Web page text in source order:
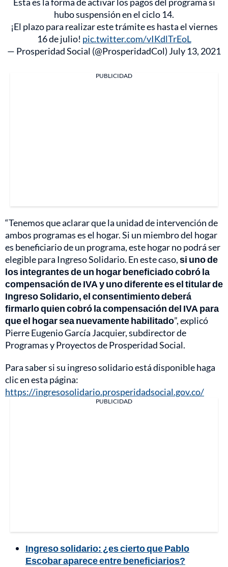
hubo suspensión en el ciclo 14.
¡El plazo para realizar este trámite es hasta el viernes
16 de julio! pic.twitter.com/vIKdlTrEoL
— Prosperidad Social (@ProsperidadCol) July 13, 2021
PUBLICIDAD
“Tenemos que aclarar que la unidad de intervención de
ambos programas es el hogar. Si un miembro del hogar
es beneficiario de un programa, este hogar no podrá ser
elegible para Ingreso Solidario. En este caso,si uno de
los integrantes de un hogar beneficiado cobró la
compensación de IVA y uno diferente es el titular de
Ingreso Solidario, el consentimiento deberá
firmarlo quien cobró la compensación del IVA para
que el hogar sea nuevamente habilitado”, explicó
Pierre Eugenio García Jacquier, subdirector de
Programas y Proyectos de Prosperidad Social.
Para saber si su ingreso solidario está disponible haga
clic en esta página:
https://ingresosolidario.prosperidadsocial.gov.co/
PUBLICIDAD
Ingreso solidario: ¿es cierto que Pablo
Escobar aparece entre beneficiarios?